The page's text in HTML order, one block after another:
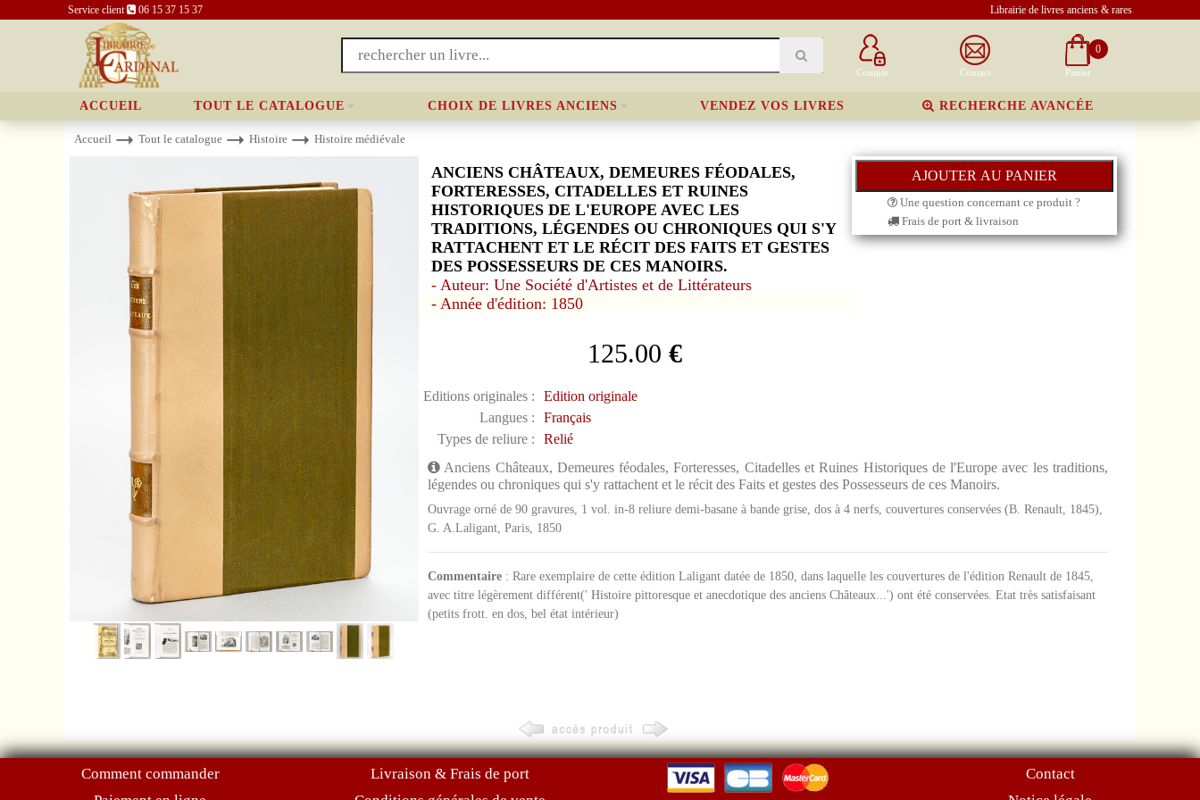
Service client 06 15 37 15 37 Librairie de livres anciens & rares
Compte Contact
0
Panier
ACCUEIL TOUT LE CATALOGUE CHOIX DE LIVRES ANCIENS VENDEZ VOS LIVRES RECHERCHE AVANCÉE
Accueil Tout le catalogue Histoire Histoire médiévale
ANCIENS CHÂTEAUX, DEMEURES FÉODALES,
FORTERESSES, CITADELLES ET RUINES
HISTORIQUES DE L'EUROPE AVEC LES
TRADITIONS, LÉGENDES OU CHRONIQUES QUI S'Y
RATTACHENT ET LE RÉCIT DES FAITS ET GESTES
DES POSSESSEURS DE CES MANOIRS.
- Auteur: Une Société d'Artistes et de Littérateurs
- Année d'édition: 1850
125.00 €
Editions originales :
Edition originale
Langues :
Français
Types de reliure :
Relié
Une question concernant ce produit ?
Frais de port & livraison
Anciens Châteaux, Demeures féodales, Forteresses, Citadelles et Ruines Historiques de l'Europe avec les traditions,
légendes ou chroniques qui s'y rattachent et le récit des Faits et gestes des Possesseurs de ces Manoirs.
Ouvrage orné de 90 gravures, 1 vol. in-8 reliure demi-basane à bande grise, dos à 4 nerfs, couvertures conservées (B. Renault, 1845),
G. A.Laligant, Paris, 1850
Commentaire: Rare exemplaire de cette édition Laligant datée de 1850, dans laquelle les couvertures de l'édition Renault de 1845,
avec titre légèrement différent(' Histoire pittoresque et anecdotique des anciens Châteaux...') ont été conservées. Etat très satisfaisant
(petits frott. en dos, bel état intérieur)
Comment commander
Livraison & Frais de port
Contact